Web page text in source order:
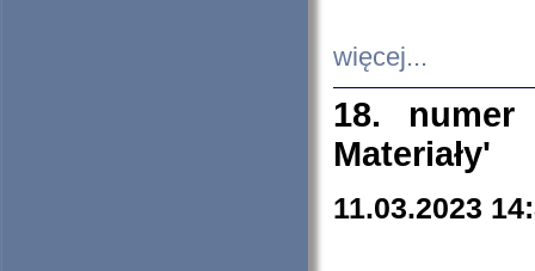
więcej...
18. numer
Materiały'
11.03.2023